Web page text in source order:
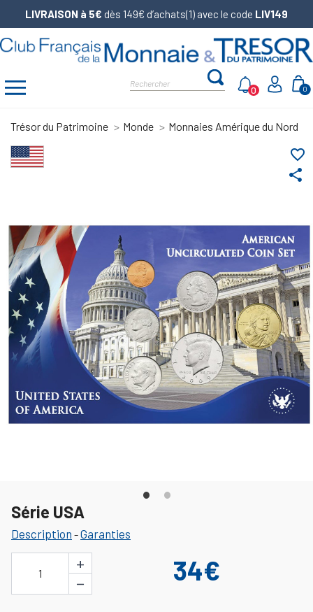
LIVRAISON à 5€ dès 149€ d’achats(1) avec le code LIV149
0
0
Trésor du Patrimoine Monde Monnaies Amérique du Nord
share
favorite_border
Série USA
Description -Garanties
1
+
−
34€